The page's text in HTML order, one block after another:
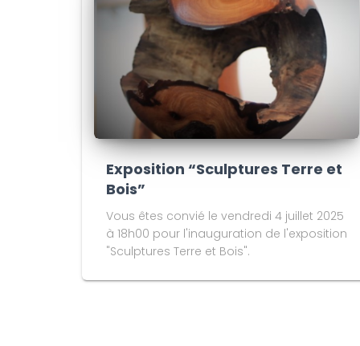
Exposition “Sculptures Terre et
Bois”
Vous êtes convié le vendredi 4 juillet 2025
à 18h00 pour l'inauguration de l'exposition
"Sculptures Terre et Bois".